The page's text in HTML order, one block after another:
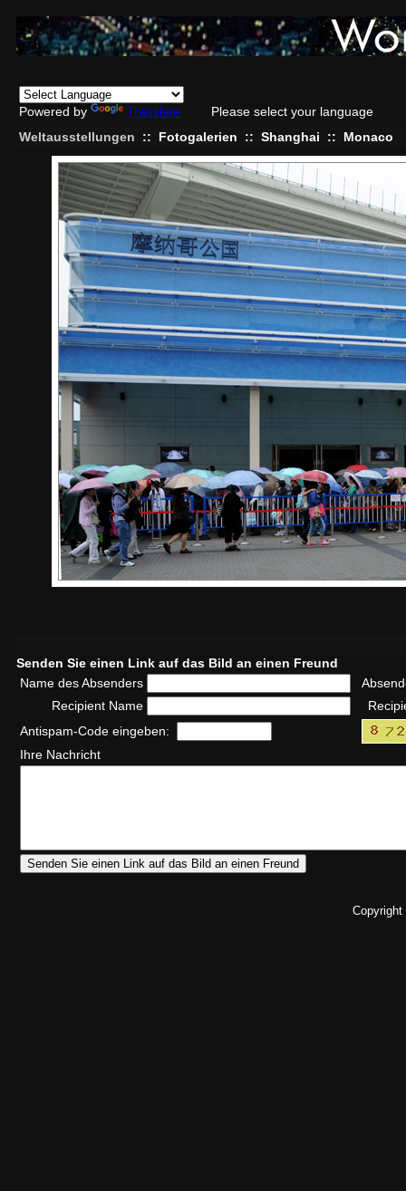
Powered by Translate
Please select your language
Weltausstellungen
:: Fotogalerien :: Shanghai :: Monaco
Senden Sie einen Link auf das Bild an einen Freund
Name des Absenders
Recipient Name
Antispam-Code eingeben:
Ihre Nachricht